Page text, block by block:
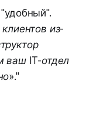
из-
ваш IT-отдел